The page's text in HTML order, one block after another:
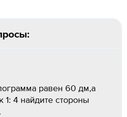
равен 60 дм,а
1: 4 найдите стороны